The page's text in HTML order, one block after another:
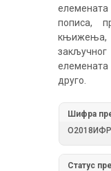
пописа,
књижења,
друго.
Шифра
Статус